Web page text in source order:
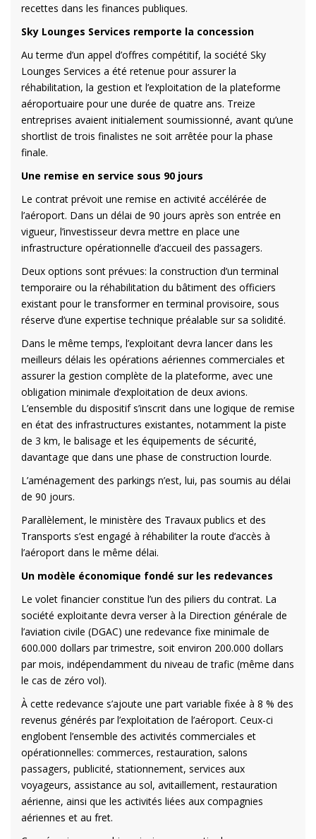
recettes dans les finances publiques.
Sky Lounges Services remporte la concession
Au terme d’un appel d’offres compétitif, la société Sky
Lounges Services a été retenue pour assurer la
réhabilitation, la gestion et l’exploitation de la plateforme
aéroportuaire pour une durée de quatre ans. Treize
entreprises avaient initialement soumissionné, avant qu’une
shortlist de trois finalistes ne soit arrêtée pour la phase
finale.
Une remise en service sous 90 jours
Le contrat prévoit une remise en activité accélérée de
l’aéroport. Dans un délai de 90 jours après son entrée en
vigueur, l’investisseur devra mettre en place une
infrastructure opérationnelle d’accueil des passagers.
Deux options sont prévues: la construction d’un terminal
temporaire ou la réhabilitation du bâtiment des officiers
existant pour le transformer en terminal provisoire, sous
réserve d’une expertise technique préalable sur sa solidité.
Dans le même temps, l’exploitant devra lancer dans les
meilleurs délais les opérations aériennes commerciales et
assurer la gestion complète de la plateforme, avec une
obligation minimale d’exploitation de deux avions.
L’ensemble du dispositif s’inscrit dans une logique de remise
en état des infrastructures existantes, notamment la piste
de 3 km, le balisage et les équipements de sécurité,
davantage que dans une phase de construction lourde.
L’aménagement des parkings n’est, lui, pas soumis au délai
de 90 jours.
Parallèlement, le ministère des Travaux publics et des
Transports s’est engagé à réhabiliter la route d’accès à
l’aéroport dans le même délai.
Un modèle économique fondé sur les redevances
Le volet financier constitue l’un des piliers du contrat. La
société exploitante devra verser à la Direction générale de
l’aviation civile (DGAC) une redevance fixe minimale de
600.000 dollars par trimestre, soit environ 200.000 dollars
par mois, indépendamment du niveau de trafic (même dans
le cas de zéro vol).
À cette redevance s’ajoute une part variable fixée à 8 % des
revenus générés par l’exploitation de l’aéroport. Ceux-ci
englobent l’ensemble des activités commerciales et
opérationnelles: commerces, restauration, salons
passagers, publicité, stationnement, services aux
voyageurs, assistance au sol, avitaillement, restauration
aérienne, ainsi que les activités liées aux compagnies
aériennes et au fret.